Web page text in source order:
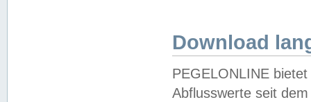
Download
PEGELONLINE
Abflusswerte seit